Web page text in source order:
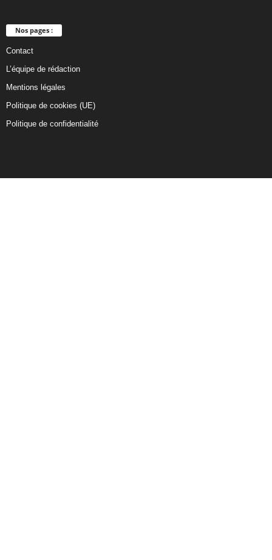
Nos pages :
Contact
L’équipe de rédaction
Mentions légales
Politique de cookies (UE)
Politique de confidentialité